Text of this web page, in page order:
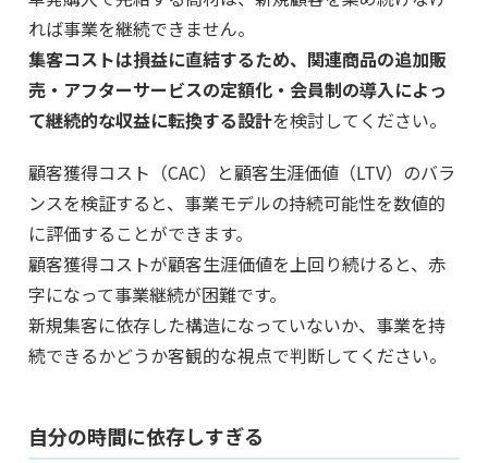
れば事業を継続できません。
集客コストは損益に直結するため、関連商品の追加販
売・アフターサービスの定額化・会員制の導入によっ
て継続的な収益に転換する設計を検討してください。
顧客獲得コスト（CAC）と顧客生涯価値（LTV）のバラ
ンスを検証すると、事業モデルの持続可能性を数値的
に評価することができます。
顧客獲得コストが顧客生涯価値を上回り続けると、赤
字になって事業継続が困難です。
新規集客に依存した構造になっていないか、事業を持
続できるかどうか客観的な視点で判断してください。
自分の時間に依存しすぎる